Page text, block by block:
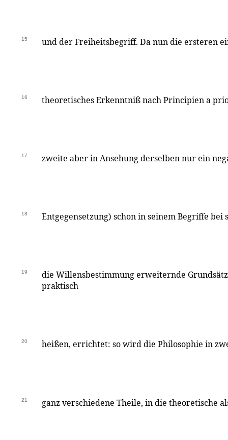
15 und der Freiheitsbegriff. Da nun die ersteren
16 theoretisches Erkenntniß nach Principien a
17 zweite aber in Ansehung derselben nur ein
18 Entgegensetzung) schon in seinem Begriffe
19
die Willensbestimmung erweiternde
praktisch
20 heißen, errichtet: so wird die Philosophie in
21 ganz verschiedene Theile, in die theoretische